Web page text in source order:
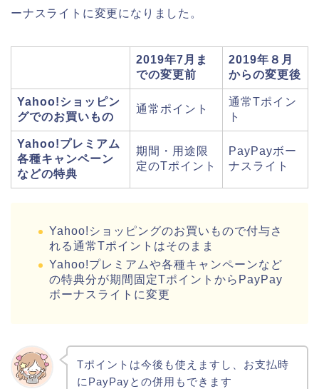
ーナスライトに変更になりました。
2019年7月ま
での変更前
2019年８月
からの変更後
Yahoo!ショッピン
グでのお買いもの
通常ポイント
通常Tポイン
ト
Yahoo!プレミアム
各種キャンペーン
などの特典
期間・用途限
定のTポイント
PayPayボー
ナスライト
Yahoo!ショッピングのお買いもので付与さ
れる通常Tポイントはそのまま
Yahoo!プレミアムや各種キャンペーンなど
の特典分が期間固定TポイントからPayPay
ボーナスライトに変更
Tポイントは今後も使えますし、お支払時
にPayPayとの併用もできます